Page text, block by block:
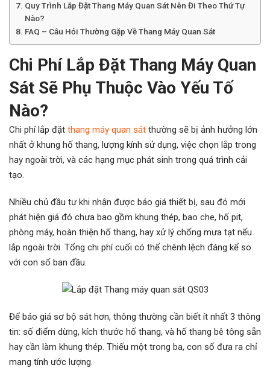
Quy Trình Lắp Đặt Thang Máy Quan Sát Nên Đi Theo Thứ Tự
Nào?
FAQ – Câu Hỏi Thường Gặp Về Thang Máy Quan Sát
Chi Phí Lắp Đặt Thang Máy Quan
Sát Sẽ Phụ Thuộc Vào Yếu Tố
Nào?
Chi phí lắp đặt thang máy quan sát thường sẽ bị ảnh hưởng lớn
nhất ở khung hố thang, lượng kính sử dụng, việc chọn lắp trong
hay ngoài trời, và các hạng mục phát sinh trong quá trình cải
tạo.
Nhiều chủ đầu tư khi nhận được báo giá thiết bị, sau đó mới
phát hiện giá đó chưa bao gồm khung thép, bao che, hố pit,
phòng máy, hoàn thiện hố thang, hay xử lý chống mưa tạt nếu
lắp ngoài trời. Tổng chi phí cuối có thể chênh lệch đáng kể so
với con số ban đầu.
Để báo giá sơ bộ sát hơn, thông thường cần biết ít nhất 3 thông
tin: số điểm dừng, kích thước hố thang, và hố thang bê tông sẵn
hay cần làm khung thép. Thiếu một trong ba, con số đưa ra chỉ
mang tính ước lượng.